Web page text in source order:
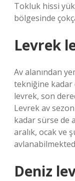
Tokluk hissi
bölgesinde
Levrek
Av alanından
tekniğine kadar
levrek, son
Levrek av
kadar sürse de
aralık, ocak ve
Deniz